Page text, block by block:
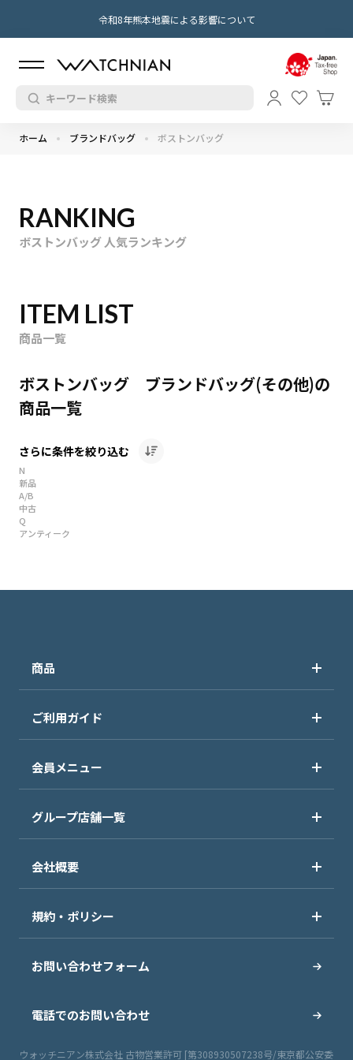
令和8年熊本地震による影響について
ホーム ブランドバッグ ボストンバッグ
RANKING
ボストンバッグ 人気ランキング
ITEM LIST
商品一覧
ボストンバッグ ブランドバッグ(その他)の
商品一覧
さらに条件を絞り込む
N
新品
A/B
中古
Q
アンティーク
商品
ご利用ガイド
会員メニュー
グループ店舗一覧
会社概要
規約・ポリシー
お問い合わせフォーム
電話でのお問い合わせ
ウォッチニアン株式会社 古物営業許可 [第308930507238号/東京都公安委